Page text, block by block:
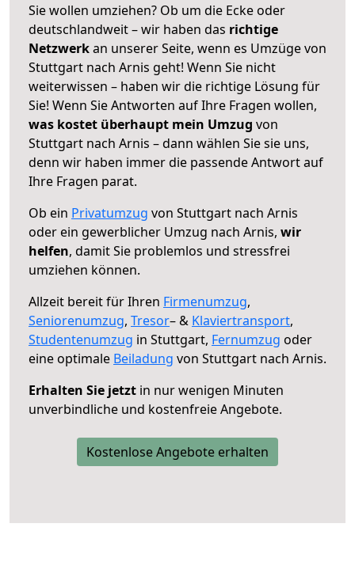
Sie wollen umziehen? Ob um die Ecke oder
deutschlandweit – wir haben das richtige
Netzwerkan unserer Seite, wenn es Umzüge von
Stuttgart nach Arnis geht! Wenn Sie nicht
weiterwissen – haben wir die richtige Lösung für
Sie! Wenn Sie Antworten auf Ihre Fragen wollen,
was kostet überhaupt mein Umzug von
Stuttgart nach Arnis – dann wählen Sie sie uns,
denn wir haben immer die passende Antwort auf
Ihre Fragen parat.
Ob ein Privatumzug von Stuttgart nach Arnis
oder ein gewerblicher Umzug nach Arnis, wir
helfen, damit Sie problemlos und stressfrei
umziehen können.
Allzeit bereit für Ihren Firmenumzug,
Seniorenumzug, Tresor– & Klaviertransport,
Studentenumzug in Stuttgart, Fernumzug oder
eine optimale Beiladung von Stuttgart nach Arnis.
Erhalten Sie jetzt in nur wenigen Minuten
unverbindliche und kostenfreie Angebote.
Kostenlose Angebote erhalten